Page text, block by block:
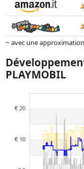
~ avec une
Les prix et la disponibilité
à jour. L'ordre est
PLAYMOBIL